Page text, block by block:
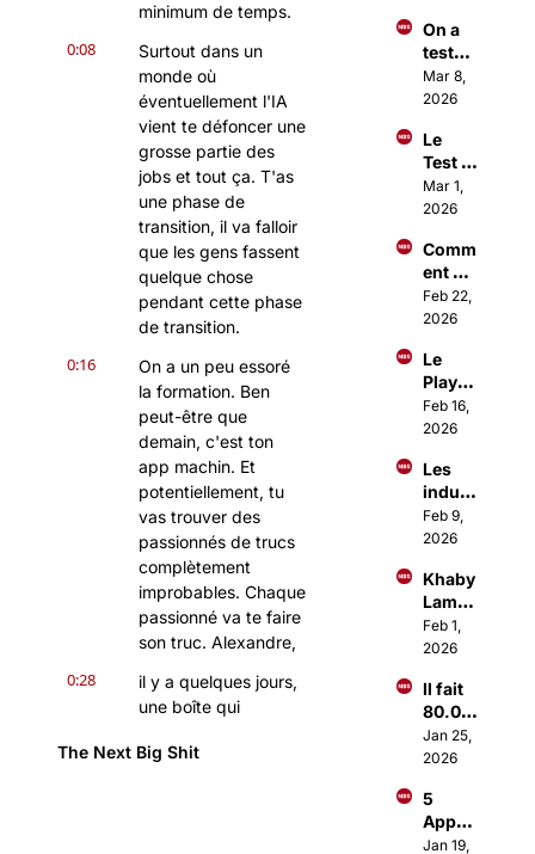
minimum de temps.
0:08
Surtout dans un
monde où
éventuellement l'IA
vient te défoncer une
grosse partie des
jobs et tout ça. T'as
une phase de
transition, il va falloir
que les gens fassent
quelque chose
pendant cette phase
de transition.
0:16
On a un peu essoré
la formation. Ben
peut-être que
demain, c'est ton
app machin. Et
potentiellement, tu
vas trouver des
passionnés de trucs
complètement
improbables. Chaque
passionné va te faire
son truc. Alexandre,
0:28
il y a quelques jours,
une boîte qui
vendue pour
The Next Big Shit
avec
Open
Claw ?
On a
testé
Open
Claw
totale
ment
fou)
Mar 8,
2026
Le
Test
Sangu
in
tout
Paris
parle
Mar 1,
2026
Comm
ent
Investi
r
e les
1% ?
Feb 22,
2026
Le
Playb
ook
d'Ous
Amma
r pour
lancer
des
ess à
+1M€
Feb 16,
2026
Les
indust
ries
qui
décoll
er en
2026
Feb 9,
2026
Khaby
Lame
vend
sa
1Mds$
Feb 1,
2026
Il fait
80.00
0€/mo
is en
louant
en
tant
Jan 25,
2026
5
Apps
Incon
Jan 19,